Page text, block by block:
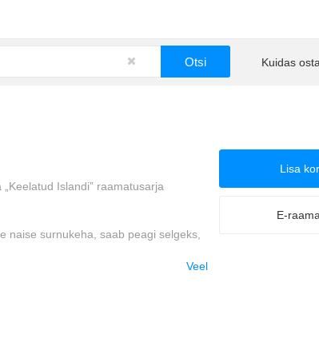
Kuidas osta
Lisa
E-
Islandi” raamatusarja
naise surnukeha, saab peagi selgeks,
…
varjatud kuriteod, mis raputavad
Veel